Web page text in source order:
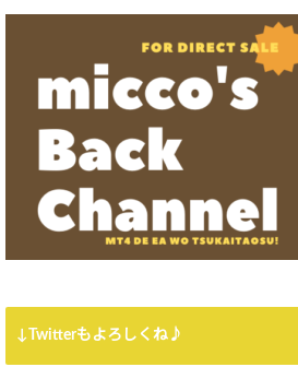
↓Twitterもよろしくね♪